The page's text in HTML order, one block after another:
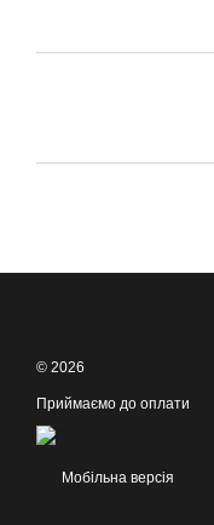
© 2026
Приймаємо до оплати
Мобільна версія